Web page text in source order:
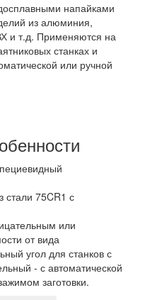
напайками
из алюминия,
и т.д. Применяются на
станках и
или ручной
стали 75CR1 с
или
от вида
угол для станков с
- с автоматической
заготовки.